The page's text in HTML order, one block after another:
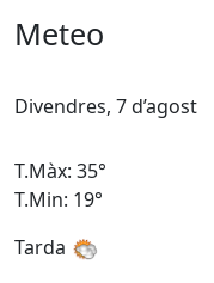
Meteo
Divendres, 7 d’agost
T.Màx: 35°
T.Min: 19°
Tarda